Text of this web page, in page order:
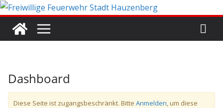
Dashboard
Diese Seite ist zugangsbeschränkt. Bitte Anmelden, um diese